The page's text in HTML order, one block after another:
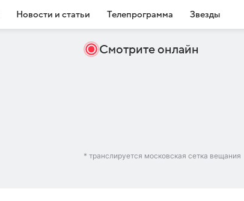
Новости и статьи Телепрограмма Звезды
Смотрите онлайн
* транслируется московская сетка вещания